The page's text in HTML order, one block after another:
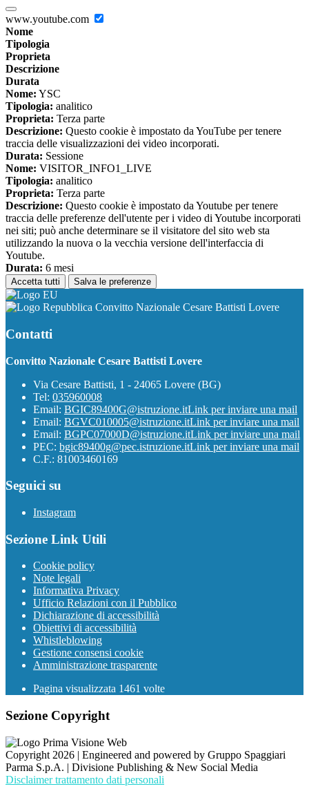
www.youtube.com
Nome
Tipologia
Proprieta
Descrizione
Durata
Nome: YSC
Tipologia: analitico
Proprieta: Terza parte
Descrizione: Questo cookie è impostato da YouTube per tenere
traccia delle visualizzazioni dei video incorporati.
Durata: Sessione
Nome: VISITOR_INFO1_LIVE
Tipologia: analitico
Proprieta: Terza parte
Descrizione: Questo cookie è impostato da Youtube per tenere
traccia delle preferenze dell'utente per i video di Youtube incorporati
nei siti; può anche determinare se il visitatore del sito web sta
utilizzando la nuova o la vecchia versione dell'interfaccia di
Youtube.
Durata: 6 mesi
Accetta tutti Salva le preferenze
Convitto Nazionale Cesare Battisti Lovere
Contatti
Convitto Nazionale Cesare Battisti Lovere
Via Cesare Battisti, 1 - 24065 Lovere (BG)
Tel: 035960008
Email: BGIC89400G@istruzione.itLink per inviare una mail
Email: BGVC010005@istruzione.itLink per inviare una mail
Email: BGPC07000D@istruzione.itLink per inviare una mail
PEC: bgic89400g@pec.istruzione.itLink per inviare una mail
C.F.: 81003460169
Seguici su
Instagram
Sezione Link Utili
Cookie policy
Note legali
Informativa Privacy
Ufficio Relazioni con il Pubblico
Dichiarazione di accessibilità
Obiettivi di accessibilità
Whistleblowing
Gestione consensi cookie
Amministrazione trasparente
Pagina visualizzata 1461 volte
Sezione Copyright
Copyright 2026 | Engineered and powered by Gruppo Spaggiari
Parma S.p.A. | Divisione Publishing & New Social Media
Disclaimer trattamento dati personali